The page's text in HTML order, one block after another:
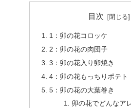
目次
1：卯の花コロッケ
2：卯の花の肉団子
3：卯の花入り卵焼き
4：卯の花もっちりポテト
5：卯の花の大葉巻き
卯の花でどんなア